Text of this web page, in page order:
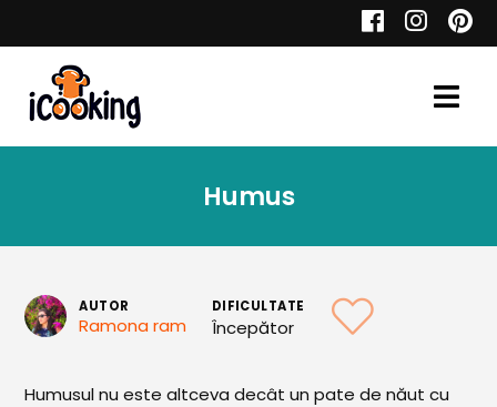
Toate Reţetele
Aperitive
Humus
AUTOR
Ramona ram
DIFICULTATE
Începător
Humusul nu este altceva decât un pate de năut cu